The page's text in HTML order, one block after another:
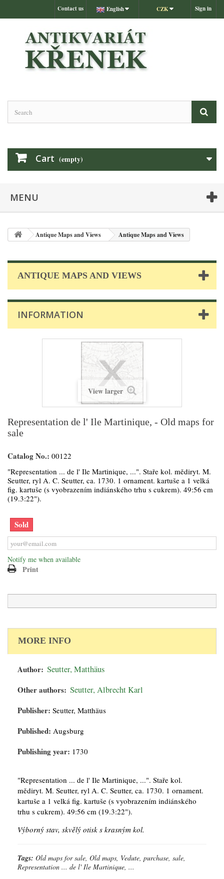
Sign in
CZK
English
Contact us
Cart (empty)
MENU
Antique Maps and Views Antique Maps and Views
ANTIQUE MAPS AND VIEWS
INFORMATION
View larger
Representation de l' Ile Martinique, - Old maps for
sale
Catalog No.: 00122
"Representation ... de l' Ile Martinique, ...". Staře kol. mědiryt. M.
Seutter, ryl A. C. Seutter, ca. 1730. 1 ornament. kartuše a 1 velká
fig. kartuše (s vyobrazením indiánského trhu s cukrem). 49:56 cm
(19.3:22").
Sold
Notify me when available
Print
MORE INFO
Author: Seutter, Matthäus
Other authors: Seutter, Albrecht Karl
Publisher: Seutter, Matthäus
Published: Augsburg
Publishing year: 1730
"Representation ... de l' Ile Martinique, ...". Staře kol.
mědiryt. M. Seutter, ryl A. C. Seutter, ca. 1730. 1 ornament.
kartuše a 1 velká fig. kartuše (s vyobrazením indiánského
trhu s cukrem). 49:56 cm (19.3:22").
Výborný stav, skvělý otisk s krasným kol.
Tags: Old maps for sale, Old maps, Vedute, purchase, sale,
Representation ... de l' Ile Martinique, ...